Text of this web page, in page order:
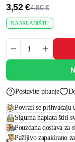
4,80€
3,52€
NA SKLADIŠTU
Postavite pitanje
Povrati se prihvaćaju
Sigurna naplata štiti
Pouzdana dostava za
Pažljivo zapakirano